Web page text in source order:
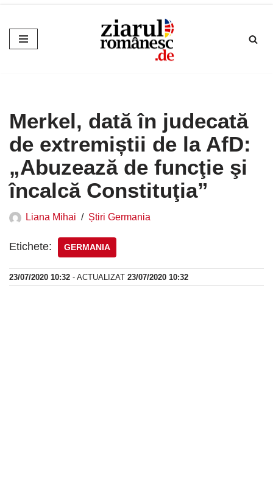
Sari
la
Merkel, dată în judecată
de extremiștii de la AfD:
„Abuzează de funcţie şi
încalcă Constituţia”
Liana Mihai Știri Germania
Etichete: GERMANIA
23/07/2020 10:32 - ACTUALIZAT 23/07/2020 10:32